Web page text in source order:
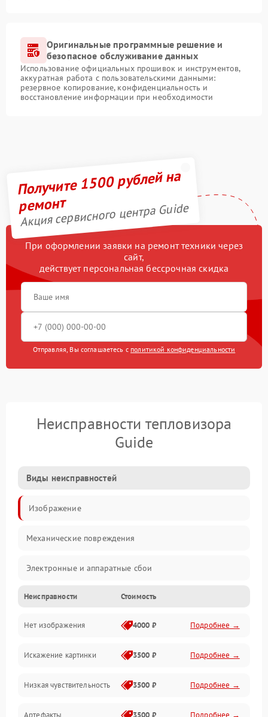
Оригинальные программные решение и
безопасное обслуживание данных
Использование официальных прошивок и инструментов,
аккуратная работа с пользовательскими данными:
резервное копирование, конфиденциальность и
восстановление информации при необходимости
Получите 1500 рублей на
ремонт
Акция сервисного центра Guide
При оформлении заявки на ремонт техники через
сайт,
действует персональная бессрочная скидка
Отправляя, Вы соглашаетесь с политикой конфиденциальности
Неисправности тепловизора
Guide
Виды неисправностей
Изображение
Механические повреждения
Электронные и аппаратные сбои
Неисправности сенсора и оптики
Программные ошибки
Электропитание
Измерения
Неисправности Стоимость
Нет изображения 4000 ₽ Подробнее →
Искажение картинки 3500 ₽ Подробнее →
Низкая чувствительность 3500 ₽ Подробнее →
Артефакты 3500 ₽ Подробнее →